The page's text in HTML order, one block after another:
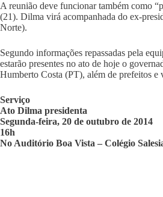
A reunião deve funcionar também como
(21). Dilma virá acompanhada do ex-
Norte).
Segundo informações repassadas pela
estarão presentes no ato de hoje o
Humberto Costa (PT), além de prefeitos e
Serviço
​A​to ​D​ilma presidenta
​Segunda-feira, 20 de outubro de 2014​
​​16h​
​No​ Auditório ​B​oa ​V​ista – ​​Colégio